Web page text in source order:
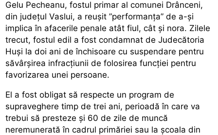
Gelu Pecheanu, fostul primar al comunei Drânceni,
din judeţul Vaslui, a reuşit ”performanţa” de a-şi
implica în afacerile penale atât fiul, cât şi nora. Zilele
trecut, fostul edil a fost condamnat de Judecătoria
Huşi la doi ani de închisoare cu suspendare pentru
săvârşirea infracţiunii de folosirea funcţiei pentru
favorizarea unei persoane.
El a fost obligat să respecte un program de
supraveghere timp de trei ani, perioadă în care va
trebui să presteze şi 60 de zile de muncă
neremunerată în cadrul primăriei sau la şcoala din